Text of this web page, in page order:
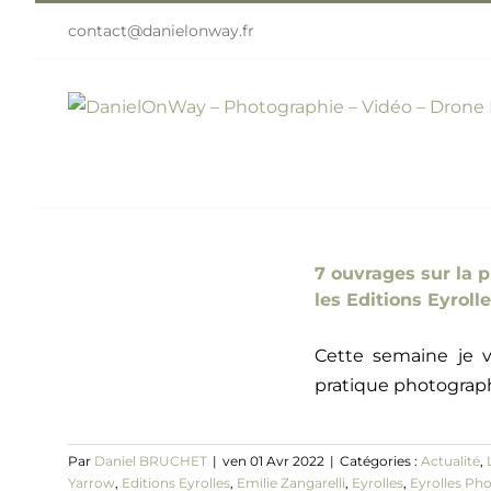
contact@danielonway.fr
7 ouvrages sur la
les Editions
Cette semaine je
pratique
Par Daniel BRUCHET | ven 01 Avr 2022 | Catégories : Actualité,
Yarrow, Editions Eyrolles, Emilie Zangarelli, Eyrolles, Eyrolles